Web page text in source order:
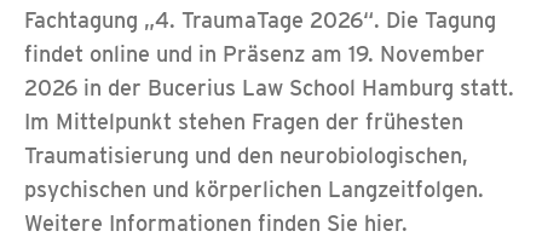
Fachtagung „4. TraumaTage 2026“. Die Tagung
findet online und in Präsenz am 19. November
2026 in der Bucerius Law School Hamburg statt.
Im Mittelpunkt stehen Fragen der frühesten
Traumatisierung und den neurobiologischen,
psychischen und körperlichen Langzeitfolgen.
Weitere Informationen finden Sie hier.